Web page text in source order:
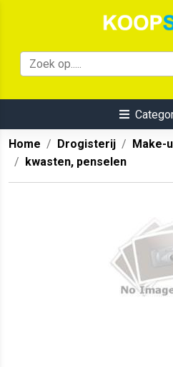
Home Drogisterij Make-
kwasten, penselen